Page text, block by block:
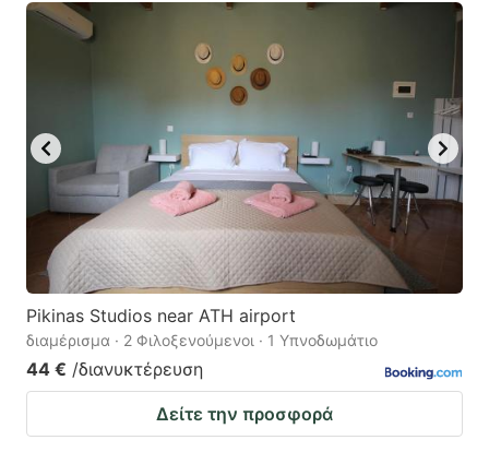
Pikinas Studios near ATH airport
διαμέρισμα · 2 Φιλοξενούμενοι · 1 Υπνοδωμάτιο
44 € /διανυκτέρευση
Δείτε την προσφορά